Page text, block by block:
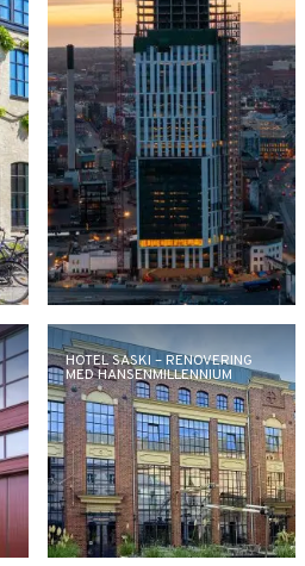
HOTEL SASKI – RENOVERING
MED HANSENMILLENNIUM